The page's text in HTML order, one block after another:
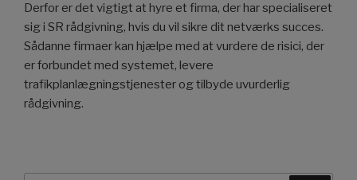
Derfor er det vigtigt at hyre et firma, der har specialiseret
sig i SR rådgivning, hvis du vil sikre dit netværks succes.
Sådanne firmaer kan hjælpe med at vurdere de risici, der
er forbundet med systemet, levere
trafikplanlægningstjenester og tilbyde uvurderlig
rådgivning.